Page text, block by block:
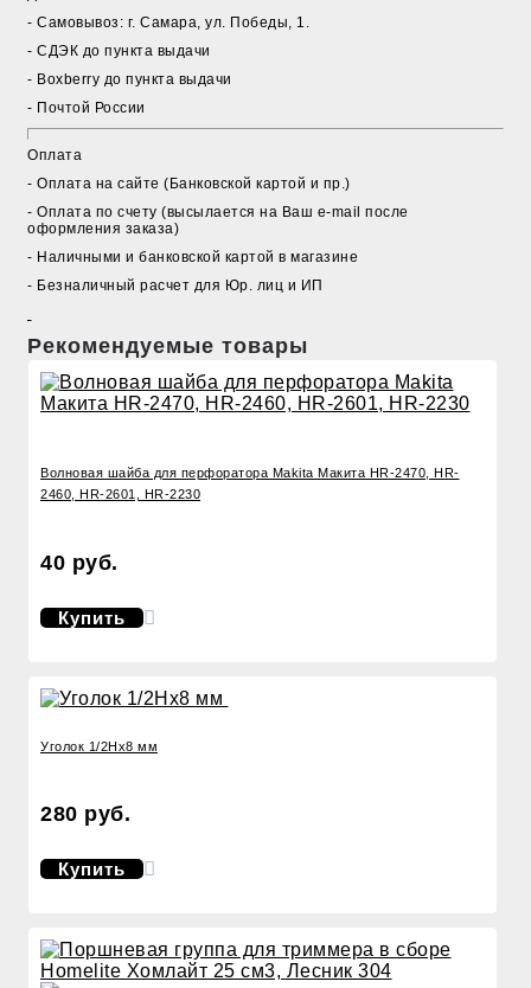
- Cамовывоз: г. Самара, ул. Победы, 1.
- СДЭК до пункта выдачи
- Boxberry до пункта выдачи
- Почтой России
Оплата
- Оплата на сайте (Банковской картой и пр.)
- Оплата по счету (высылается на Ваш e-mail после
оформления заказа)
- Наличными и банковской картой в магазине
- Безналичный расчет для Юр. лиц и ИП
Рекомендуемые товары
Волновая шайба для перфоратора Makita Макита HR-2470, HR-
2460, HR-2601, HR-2230
40 руб.
Купить
Уголок 1/2Нх8 мм
280 руб.
Купить